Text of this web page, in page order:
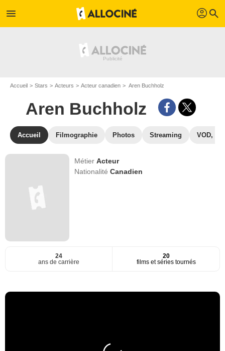
menu profil search
Accueil Stars Acteurs Acteur canadien Aren Buchholz
Aren Buchholz
Accueil Filmographie Photos Streaming VOD,
MétierActeur
NationalitéCanadien
24
ans de carrière
20
films et séries tournés